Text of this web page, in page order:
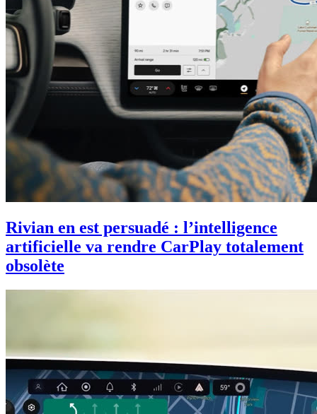
Rivian en est persuadé : l’intelligence
artificielle va rendre CarPlay totalement
obsolète